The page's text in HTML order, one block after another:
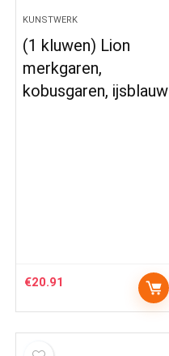
KUNSTWERK
(1 kluwen) Lion
merkgaren,
kobusgaren, ijsblauw
€20.91